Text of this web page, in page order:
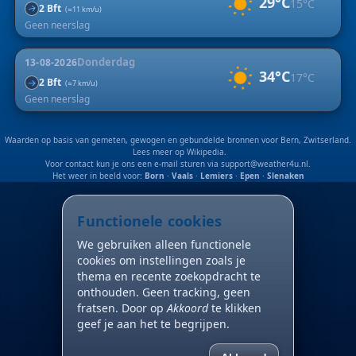
15°C
Geen neerslag
↑2 Bft (≈11 km/u)
13-08-2026Donderdag
34°C17°C
Geen neerslag
↑2 Bft (≈7 km/u)
Waarden op basis van gemeten, gewogen en gebundelde bronnen voor Bern, Zwitserland.
Lees meer op Wikipedia.
Voor contact kun je ons een e-mail sturen via support@weather4u.nl.
Het weer in beeld voor: Born · Vaals· Lemiers· Epen · Slenaken
Functionele cookies
We gebruiken alleen functionele
cookies om instellingen zoals je
thema en recente zoekopdracht te
onthouden. Geen tracking, geen
fratsen. Door opAkkoordte klikken
geef je aan het te begrijpen.